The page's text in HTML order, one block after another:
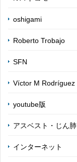
oshigami
Roberto Trobajo
SFN
Víctor M Rodríguez
youtube版
アスベスト・じん肺
インターネット